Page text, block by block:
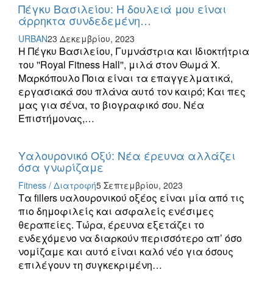
Πέγκυ Βασιλείου: Η δουλειά μου είναι
άρρηκτα συνδεδεμένη…
URBAN23 Δεκεμβρίου, 2023
H Πέγκυ Βασιλείου, Γυμνάστρια και Ιδιοκτήτρια
του ''Royal Fitness Hall'', μιλά στον Θωμά Χ.
Μαρκόπουλο Ποια είναι τα επαγγελματικά,
εργασιακά σου πλάνα αυτό τον καιρό; Και πες
μας για σένα, το βιογραφικό σου. Νέα
Επιστήμονας,…
Υαλουρονικό Οξύ: Νέα έρευνα αλλάζει
όσα γνωρίζαμε
Fitness / Διατροφή5 Σεπτεμβρίου, 2023
Τα fillers υαλουρονικού οξέος είναι μία από τις
πιο δημοφιλείς και ασφαλείς ενέσιμες
θεραπείες. Τώρα, έρευνα εξετάζει το
ενδεχόμενο να διαρκούν περισσότερο απ’ όσο
νομίζαμε και αυτό είναι καλό νέο για όσους
επιλέγουν τη συγκεκριμένη…